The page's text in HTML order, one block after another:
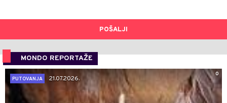
POŠALJI
MONDO REPORTAŽE
0
PUTOVANJA
21.07.2026.